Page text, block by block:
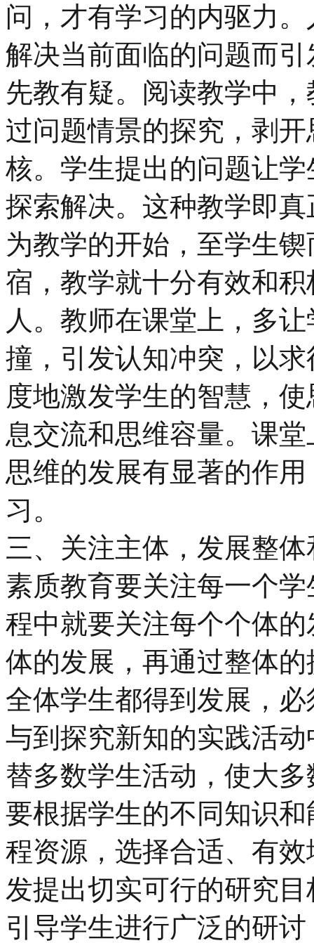
问，才有学习的内驱力
解决当前面临的问题而
先教有疑。阅读教学中
过问题情景的探究，剥
核。学生提出的问题让
探索解决。这种教学即
为教学的开始，至学生
宿，教学就十分有效和
人。教师在课堂上，多
撞，引发认知冲突，以
度地激发学生的智慧，
息交流和思维容量。课
思维的发展有显著的作
习。
三、关注主体，发展整
素质教育要关注每一个
程中就要关注每个个体
体的发展，再通过整体
全体学生都得到发展，
与到探究新知的实践活
替多数学生活动，使大
要根据学生的不同知识
程资源，选择合适、有
发提出切实可行的研究
引导学生进行广泛的研